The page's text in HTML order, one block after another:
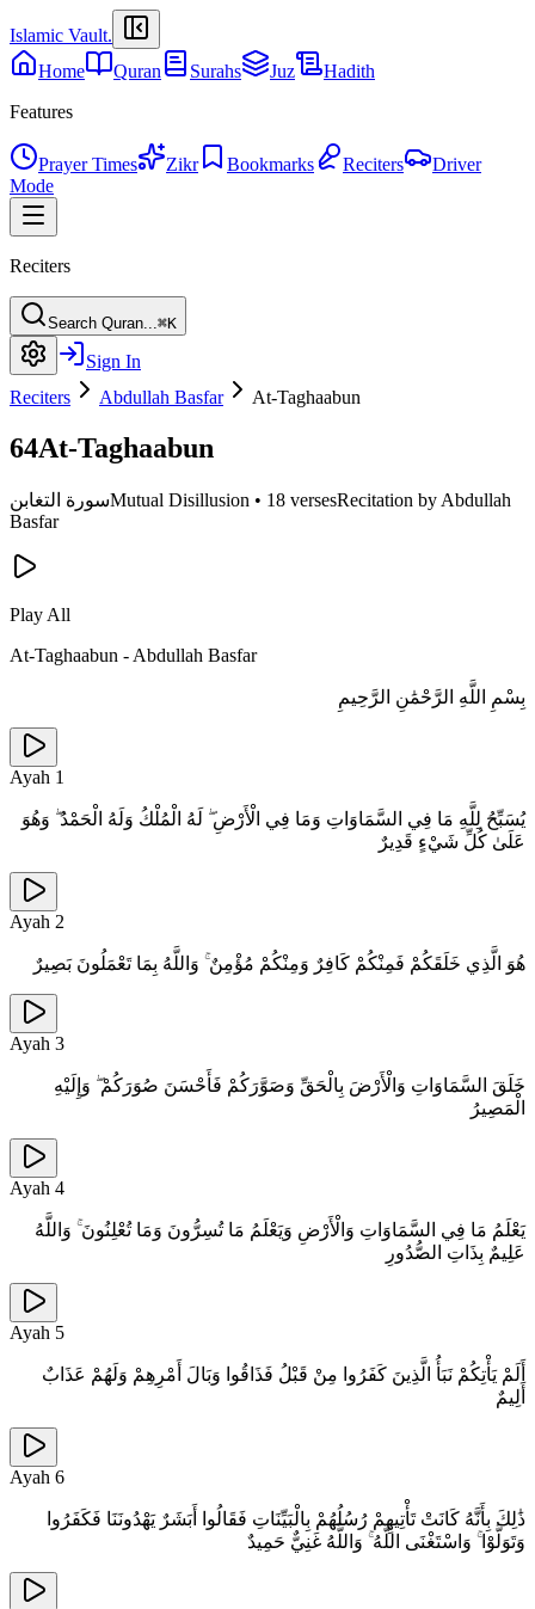
Islamic Vault.
Home
Quran Surahs Juz
Hadith
Features
Prayer Times Zikr Bookmarks Reciters
Driver
Mode
Reciters
Search Quran...⌘K
Sign In
Reciters
Abdullah Basfar At-Taghaabun
64At-Taghaabun
سورة التغابنMutual Disillusion • 18 versesRecitation by Abdullah
Basfar
Play All
At-Taghaabun - Abdullah Basfar
بِسْمِ اللَّهِ الرَّحْمَٰنِ الرَّحِيمِ
Ayah 1
يُسَبِّحُ لِلَّهِ مَا فِي السَّمَاوَاتِ وَمَا فِي الْأَرْضِ ۖ لَهُ الْمُلْكُ وَلَهُ الْحَمْدُ ۖ وَهُوَ
عَلَىٰ كُلِّ شَيْءٍ قَدِيرٌ
Ayah 2
هُوَ الَّذِي خَلَقَكُمْ فَمِنْكُمْ كَافِرٌ وَمِنْكُمْ مُؤْمِنٌ ۚ وَاللَّهُ بِمَا تَعْمَلُونَ بَصِيرٌ
Ayah 3
خَلَقَ السَّمَاوَاتِ وَالْأَرْضَ بِالْحَقِّ وَصَوَّرَكُمْ فَأَحْسَنَ صُوَرَكُمْ ۖ وَإِلَيْهِ
الْمَصِيرُ
Ayah 4
يَعْلَمُ مَا فِي السَّمَاوَاتِ وَالْأَرْضِ وَيَعْلَمُ مَا تُسِرُّونَ وَمَا تُعْلِنُونَ ۚ وَاللَّهُ
عَلِيمٌ بِذَاتِ الصُّدُورِ
Ayah 5
أَلَمْ يَأْتِكُمْ نَبَأُ الَّذِينَ كَفَرُوا مِنْ قَبْلُ فَذَاقُوا وَبَالَ أَمْرِهِمْ وَلَهُمْ عَذَابٌ
أَلِيمٌ
Ayah 6
ذَٰلِكَ بِأَنَّهُ كَانَتْ تَأْتِيهِمْ رُسُلُهُمْ بِالْبَيِّنَاتِ فَقَالُوا أَبَشَرٌ يَهْدُونَنَا فَكَفَرُوا
وَتَوَلَّوْا ۚ وَاسْتَغْنَى اللَّهُ ۚ وَاللَّهُ غَنِيٌّ حَمِيدٌ